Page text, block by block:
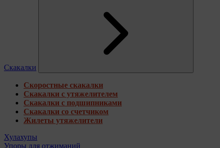
Скакалки
Скоростные скакалки
Скакалки с утяжелителем
Скакалки с подшипниками
Скакалки со счетчиком
Жилеты утяжелители
Хулахупы
Упоры для отжиманий